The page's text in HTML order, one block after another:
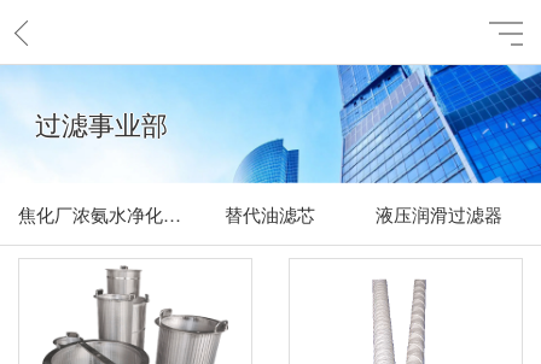
过滤事业部
焦化厂浓氨水净化设备 替代油滤芯 液压润滑过滤器